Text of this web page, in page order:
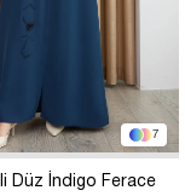
7
Düz İndigo Ferace